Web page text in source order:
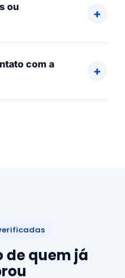
ou
com a
de quem já